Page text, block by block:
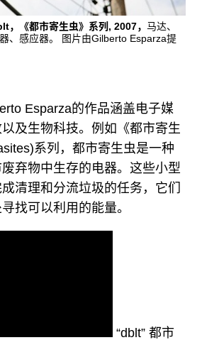
，《都市寄生虫》系列, 2007，马达、
、感应器。 图片由Gilberto Esparza提
Esparza的作品涵盖电子媒
及生物科技。例如《都市寄生
系列，都市寄生虫是一种
弃物中生存的电器。这些小型
清理和分流垃圾的任务，它们
找可以利用的能量。
“dblt” 都市